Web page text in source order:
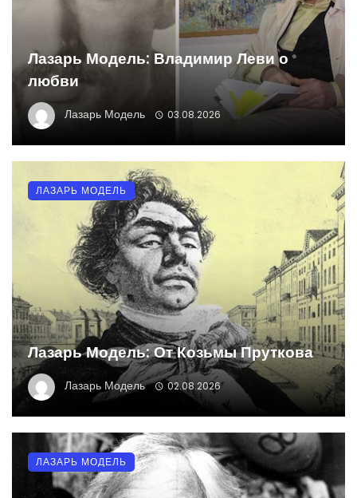
Лазарь Модель: Владимир Леви о
любви
Лазарь Модель 03.08.2026
Лазарь Модель: От Козьмы Пруткова
Лазарь Модель 02.08.2026
ЛАЗАРЬ МОДЕЛЬ
ЛАЗАРЬ МОДЕЛЬ